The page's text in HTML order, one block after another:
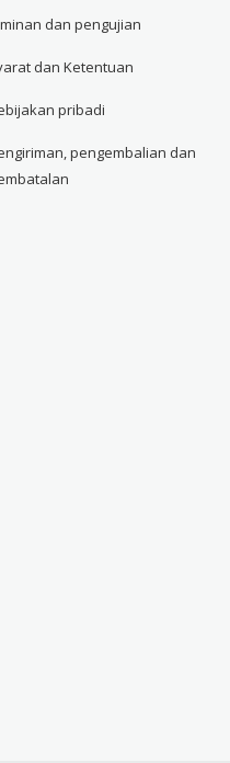
dan pengujian
dan Ketentuan
pribadi
pengembalian dan